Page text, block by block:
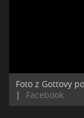
Foto z Gottovy
|
Facebook